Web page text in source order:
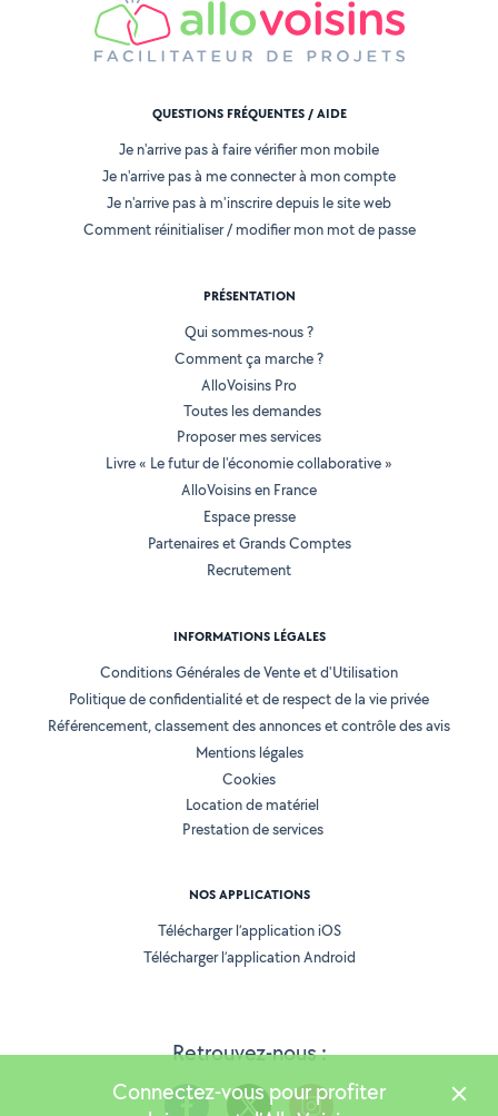
Retrouvez-nous :
QUESTIONS FRÉQUENTES / AIDE
Je n'arrive pas à faire vérifier mon mobile
Je n'arrive pas à me connecter à mon compte
Je n'arrive pas à m'inscrire depuis le site web
Comment réinitialiser / modifier mon mot de passe
PRÉSENTATION
Qui sommes-nous ?
Comment ça marche ?
AlloVoisins Pro
Toutes les demandes
Proposer mes services
Livre « Le futur de l'économie collaborative »
AlloVoisins en France
Espace presse
Partenaires et Grands Comptes
Recrutement
INFORMATIONS LÉGALES
Conditions Générales de Vente et d'Utilisation
Politique de confidentialité et de respect de la vie privée
Référencement, classement des annonces et contrôle des avis
Mentions légales
Cookies
Location de matériel
Prestation de services
NOS APPLICATIONS
Télécharger l’application iOS
Télécharger l’application Android
Connectez-vous pour profiter